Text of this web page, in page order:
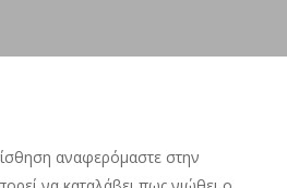
αναφερόμαστε στην